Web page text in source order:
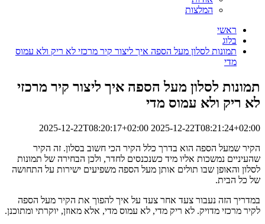
המלצות
ראשי
בלוג
תמונות לסלון מעל הספה איך ליצור קיר מרכזי לא ריק ולא עמוס
מדי
תמונות לסלון מעל הספה איך ליצור קיר מרכזי
לא ריק ולא עמוס מדי
2025-12-22T08:20:17+02:00 2025-12-22T08:21:24+02:00
הקיר שמעל הספה הוא בדרך כלל הקיר הכי חשוב בסלון. זה הקיר
שהעיניים נמשכות אליו מיד כשנכנסים לחדר, ולכן הבחירה של תמונות
לסלון והאופן שבו תולים אותן מעל הספה משפיעים ישירות על התחושה
של כל הבית.
במדריך הזה נעבור צעד אחר צעד על איך להפוך את הקיר מעל הספה
לקיר מרכזי מדויק. לא ריק מדי, לא עמוס מדי, אלא מאוזן, יוקרתי ומתוכנן.